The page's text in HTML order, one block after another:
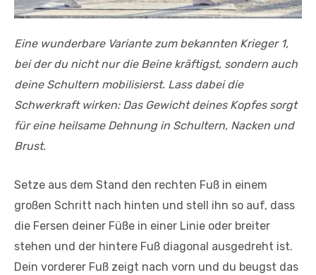
Eine wunderbare Variante zum bekannten Krieger 1,
bei der du nicht nur die Beine kräftigst, sondern auch
deine Schultern mobilisierst. Lass dabei die
Schwerkraft wirken: Das Gewicht deines Kopfes sorgt
für eine heilsame Dehnung in Schultern, Nacken und
Brust.
Setze aus dem Stand den rechten Fuß in einem
großen Schritt nach hinten und stell ihn so auf, dass
die Fersen deiner Füße in einer Linie oder breiter
stehen und der hintere Fuß diago­nal ausgedreht ist.
Dein vorderer Fuß zeigt nach vorn und du beugst das